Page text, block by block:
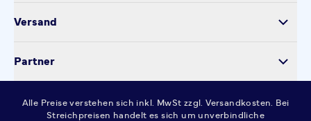
Kontakt
Datenschutz
Widerrufsrecht
AGB
FAQ
Versand
Partner
Alle Preise verstehen sich inkl. MwSt zzgl. Versandkosten. Bei
Streichpreisen handelt es sich um unverbindliche